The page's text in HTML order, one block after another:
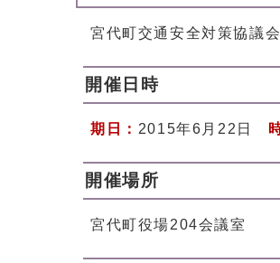
宮代町交通安全対策協議
開催日時
期日： 2015年6月22日
開催場所
宮代町役場204会議室